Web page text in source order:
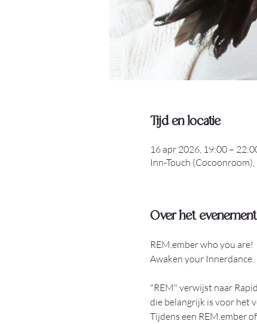
Tijd en locatie
16 apr 2026, 19:00 –
Inn-Touch
Over het evenement
REM.ember who you are!
Awaken your Innerdance.
"REM" verwijst naar
die belangrijk is voor het
Tijdens een REM.ember